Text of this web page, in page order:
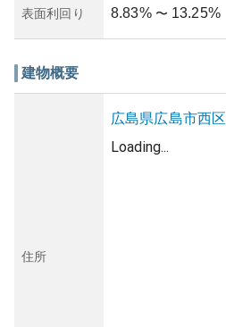
表面利回り 8.83% 〜 13.25%
建物概要
住所
広島県広島市西区
Loading...